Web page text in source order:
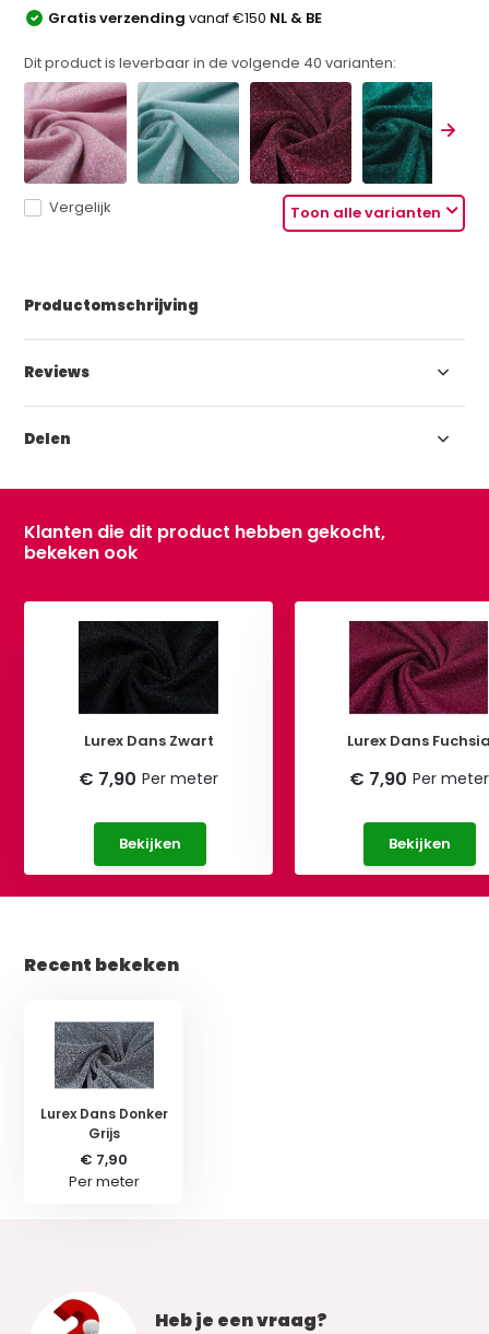
Gratis verzendingvanaf €150 NL & BE
Dit product is leverbaar in de volgende 40 varianten:
Toon alle varianten
Vergelijk
Productomschrijving
Reviews
Delen
Klanten die dit product hebben gekocht,
bekeken ook
Lurex Dans Zwart
€ 7,90 Per meter
Bekijken
Lurex Dans
€ 7,90 Per meter
Bekijken
Recent bekeken
Lurex Dans Donker
Grijs
€ 7,90
Per meter
Heb je een vraag?